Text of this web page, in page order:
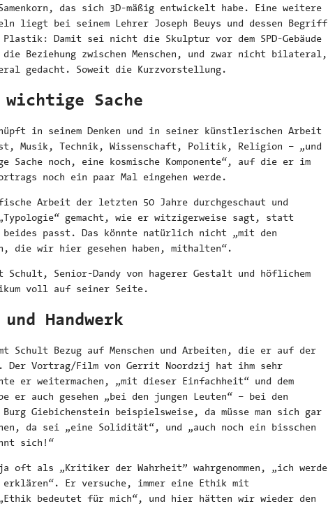
das sich 3D-mäßig entwickelt habe. Eine weitere
liegt bei seinem Lehrer Joseph Beuys und dessen Begriff
Damit sei nicht die Skulptur vor dem SPD-Gebäude
die Beziehung zwischen Menschen, und zwar nicht bilateral,
gedacht. Soweit die Kurzvorstellung.
wichtige Sache
in seinem Denken und in seiner künstlerischen Arbeit
Musik, Technik, Wissenschaft, Politik, Religion – „und
Sache noch, eine kosmische Komponente“, auf die er im
noch ein paar Mal eingehen werde.
Arbeit der letzten 50 Jahre durchgeschaut und
gemacht, wie er witzigerweise sagt, statt
beides passt. Das könnte natürlich nicht „mit den
die wir hier gesehen haben, mithalten“.
Schult, Senior-Dandy von hagerer Gestalt und höflichem
voll auf seiner Seite.
Handwerk
Schult Bezug auf Menschen und Arbeiten, die er auf der
Der Vortrag/Film von Gerrit Noordzij hat ihm sehr
er weitermachen, „mit dieser Einfachheit“ und dem
er auch gesehen „bei den jungen Leuten“ – bei den
Burg Giebichenstein beispielsweise, da müsse man sich gar
da sei „eine Solidität“, und „auch noch ein bisschen
sich!“
oft als „Kritiker der Wahrheit” wahrgenommen, „ich werde
erklären“. Er versuche, immer eine Ethik mit
bedeutet für mich“, und hier hätten wir wieder den